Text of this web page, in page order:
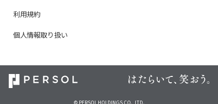
利用規約
個人情報取り扱い
© PERSOL HOLDINGS CO., LTD.